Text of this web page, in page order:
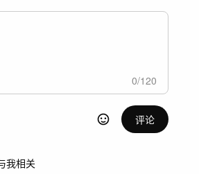
0/120
评论
我相关